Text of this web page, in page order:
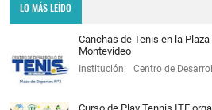
LO MÁS LEÍDO
Canchas de Tenis en la
Montevideo
Institución: Centro de